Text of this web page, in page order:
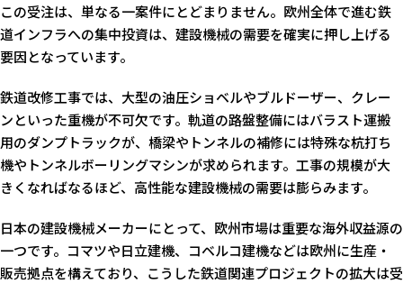
この受注は、単なる一案件にとどまりません。欧州全体で進む鉄
道インフラへの集中投資は、建設機械の需要を確実に押し上げる
要因となっています。
鉄道改修工事では、大型の油圧ショベルやブルドーザー、クレー
ンといった重機が不可欠です。軌道の路盤整備にはバラスト運搬
用のダンプトラックが、橋梁やトンネルの補修には特殊な杭打ち
機やトンネルボーリングマシンが求められます。工事の規模が大
きくなればなるほど、高性能な建設機械の需要は膨らみます。
日本の建設機械メーカーにとって、欧州市場は重要な海外収益源の
一つです。コマツや日立建機、コベルコ建機などは欧州に生産・
販売拠点を構えており、こうした鉄道関連プロジェクトの拡大は受